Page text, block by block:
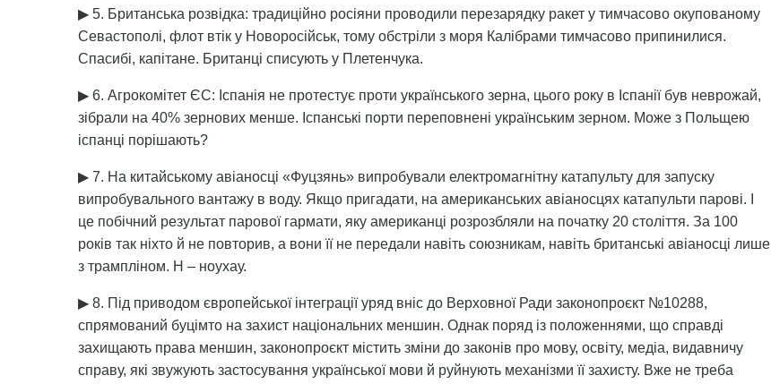
▶ 5. Британська розвідка: традиційно росіяни проводили перезарядку ракет у тимчасово окупованому
Севастополі, флот втік у Новоросійськ, тому обстріли з моря Калібрами тимчасово припинилися.
Спасибі, капітане. Британці списують у Плетенчука.
▶ 6. Агрокомітет ЄС: Іспанія не протестує проти українського зерна, цього року в Іспанії був неврожай,
зібрали на 40% зернових менше. Іспанські порти переповнені українським зерном. Може з Польщею
іспанці порішають?
▶ 7. На китайському авіаносці «Фуцзянь» випробували електромагнітну катапульту для запуску
випробувального вантажу в воду. Якщо пригадати, на американських авіаносцях катапульти парові. І
це побічний результат парової гармати, яку американці розрозбляли на початку 20 століття. За 100
років так ніхто й не повторив, а вони її не передали навіть союзникам, навіть британські авіаносці лише
з трампліном. Н – ноухау.
▶ 8. Під приводом європейської інтеграції уряд вніс до Верховної Ради законопроєкт №10288,
спрямований буцімто на захист національних меншин. Однак поряд із положеннями, що справді
захищають права меншин, законопроєкт містить зміни до законів про мову, освіту, медіа, видавничу
справу, які звужують застосування української мови й руйнують механізми її захисту. Вже не треба